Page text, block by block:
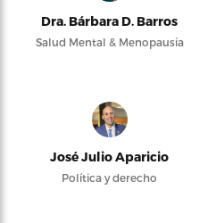
Dra. Bárbara D. Barros
Salud Mental & Menopausia
José Julio Aparicio
Política y derecho